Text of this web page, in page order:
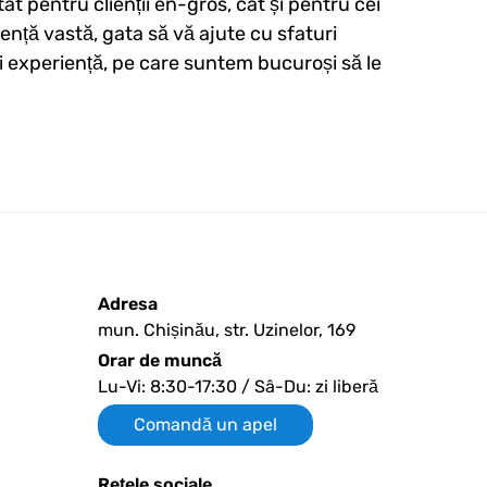
vastă, gata să vă ajute cu sfaturi
pe care suntem bucuroși să le
Adresa
mun. Chișinău, str. Uzinelor, 169
Orar de muncă
Lu-Vi: 8:30-17:30 / Sâ-Du: zi liberă
Comandă un apel